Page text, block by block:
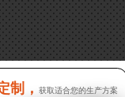
案及报价，有什
制， 获取适合您的生产方案